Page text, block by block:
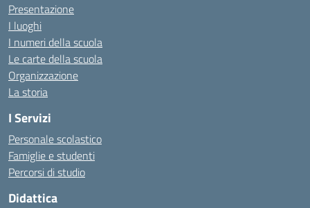
Presentazione
I luoghi
I numeri della scuola
Le carte della scuola
Organizzazione
La storia
I Servizi
Personale scolastico
Famiglie e studenti
Percorsi di studio
Didattica